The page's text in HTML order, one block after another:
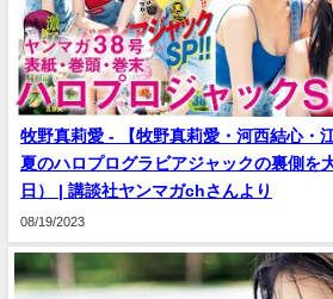
牧野真莉愛 - 【牧野真莉愛・河西結心・
夏のハロプログラビアジャックの裏側を
日） | 講談社ヤンマガchさんより
08/19/2023